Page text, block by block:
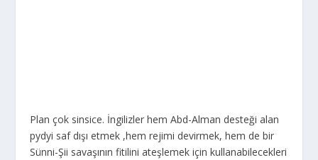
Plan çok sinsice. İngilizler hem Abd-Alman desteği alan
pydyi saf dışı etmek ,hem rejimi devirmek, hem de bir
Sünni-Şii savaşının fitilini ateşlemek için kullanabilecekleri